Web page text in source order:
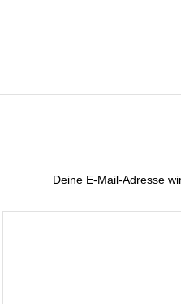
Deine E-Mail-Adresse